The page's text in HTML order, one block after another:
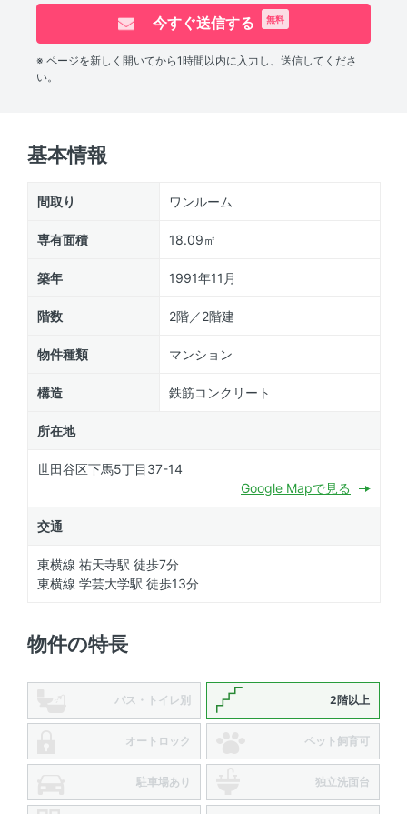
今すぐ送信する 無料
※ ページを新しく開いてから1時間以内に入力し、送信してくださ
い。
基本情報
間取り ワンルーム
専有面積 18.09㎡
築年 1991年11月
階数 2階／2階建
物件種類 マンション
構造 鉄筋コンクリート
所在地
世田谷区下馬5丁目37-14
Google Mapで見る
交通
東横線 祐天寺駅 徒歩7分
東横線 学芸大学駅 徒歩13分
物件の特長
バス・トイレ別 2階以上
オートロック ペット飼育可
駐車場あり 独立洗面台